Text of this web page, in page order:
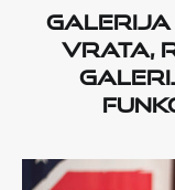
Galerija
vrata,